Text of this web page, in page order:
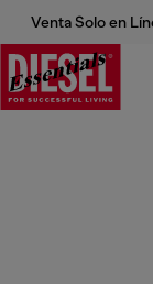
Venta Solo en